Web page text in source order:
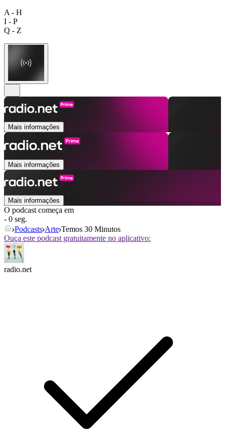
A - H
I - P
Q - Z
Mais informações
Mais informações
Mais informações
O podcast começa em
- 0 seg.
Podcasts Arte Temos 30 Minutos
Ouça este podcast gratuitamente no aplicativo:
radio.net